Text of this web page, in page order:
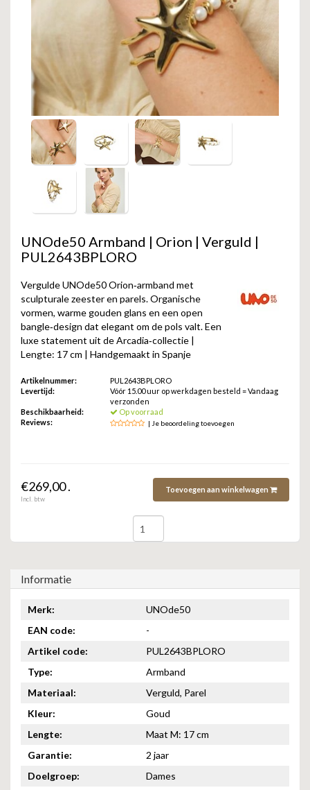
SANJOYA
YMALA
REBEL & ROSE
SILK | SALE
KARMA
CAMPS & CAMPS
BERNICE
ZAG BIJOUX
LILLY
KAPTEN & SON
HORLOGE
SALE
CADEAUTJES TOT € 50
CADEAUTJES TOT € 100
CADEAUTJES VANAF € 100
UNOde50 Armband | Orion | Verguld |
PUL2643BPLORO
Vergulde UNOde50 Orion‑armband met
sculpturale zeester en parels. Organische
vormen, warme gouden glans en een open
bangle‑design dat elegant om de pols valt. Een
luxe statement uit de Arcadia‑collectie |
Lengte: 17 cm | Handgemaakt in Spanje
Artikelnummer:
PUL2643BPLORO
Levertijd:
Vóór 15.00 uur op werkdagen besteld = Vandaag
verzonden
Beschikbaarheid:
Op voorraad
Reviews:
| Je beoordeling toevoegen
€269,00 .
Incl. btw
Toevoegen aan winkelwagen
Informatie
Merk:
UNOde50
EAN code:
-
Artikel code:
PUL2643BPLORO
Type:
Armband
Materiaal:
Verguld, Parel
Kleur:
Goud
Lengte:
Maat M: 17 cm
Garantie:
2 jaar
Doelgroep:
Dames